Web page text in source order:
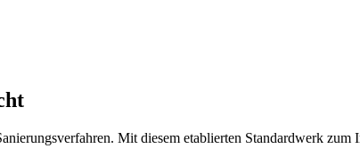
Mit diesem etablierten Standardwerk